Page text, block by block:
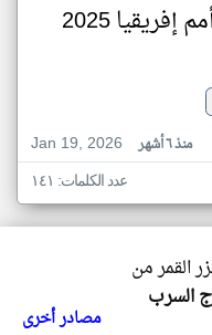
2025
Jan 19, 2026
منذ ٦ أشهر
عدد الكلمات: ١٤١
القمر من
السرب
مصادر أخرى